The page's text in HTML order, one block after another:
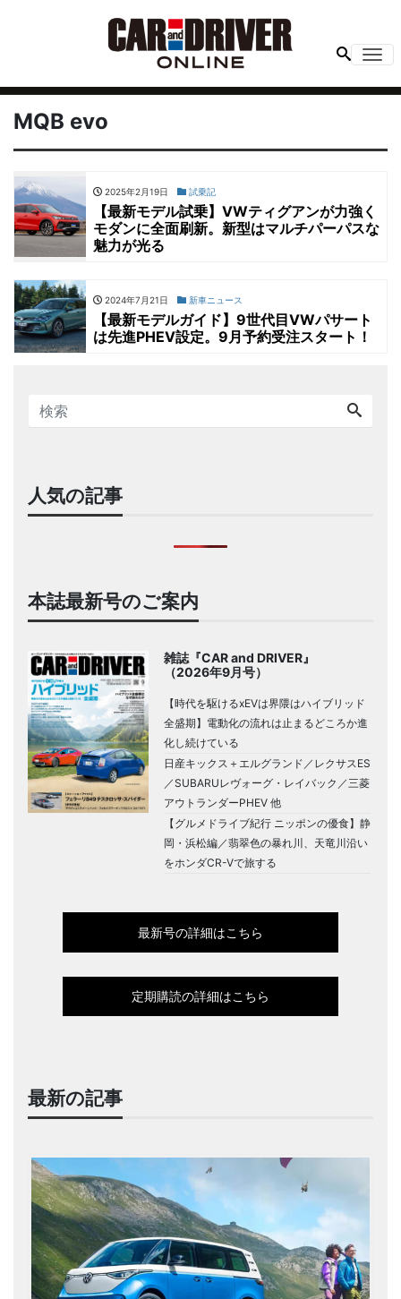
MQB evo
2025年2月19日 試乗記
【最新モデル試乗】VWティグアンが力強く
モダンに全面刷新。新型はマルチパーパスな
魅力が光る
2024年7月21日 新車ニュース
【最新モデルガイド】9世代目VWパサート
は先進PHEV設定。9月予約受注スタート！
人気の記事
本誌最新号のご案内
雑誌『CAR and DRIVER』
（2026年9月号）
【時代を駆けるxEVは界隈はハイブリッド
全盛期】電動化の流れは止まるどころか進
化し続けている
日産キックス＋エルグランド／レクサスES
／SUBARUレヴォーグ・レイバック／三菱
アウトランダーPHEV 他
【グルメドライブ紀行 ニッポンの優食】静
岡・浜松編／翡翠色の暴れ川、天竜川沿い
をホンダCR-Vで旅する
最新号の詳細はこちら
定期購読の詳細はこちら
最新の記事